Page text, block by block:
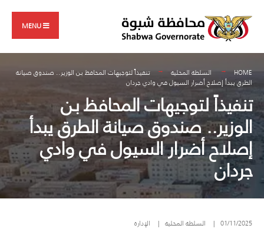
content
MENU
HOME السلطة المحلية
تنفيذاً لتوجيهات المحافظ بن الوزير.. صندوق صيانة
الطرق يبدأ إصلاح أضرار السيول في وادي جردان
تنفيذاً لتوجيهات المحافظ بن
الوزير.. صندوق صيانة الطرق يبدأ
إصلاح أضرار السيول في وادي
جردان
01/11/2025
| السلطة المحلية | الإدارة
for: